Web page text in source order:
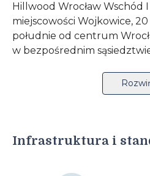
Hillwood Wrocław Wschód
miejscowości Wojkowice,
południe od centrum
w bezpośrednim
A4 oraz 15 kilometrów od
„Wrocław Południe”.
komunikacyjnych najemca
Infrastruktura i